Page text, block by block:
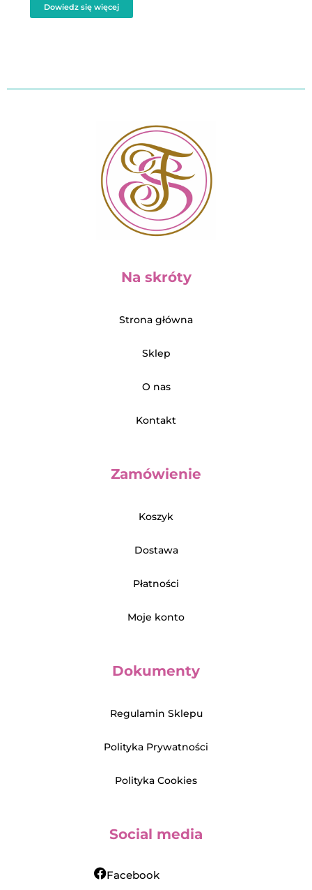
Dowiedz się więcej
Na skróty
Strona główna
Sklep
O nas
Kontakt
Zamówienie
Koszyk
Dostawa
Płatności
Moje konto
Dokumenty
Regulamin Sklepu
Polityka Prywatności
Polityka Cookies
Social media
Facebook